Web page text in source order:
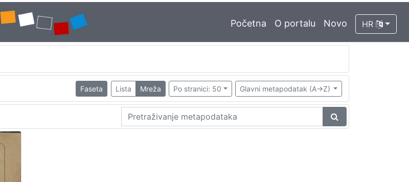
Početna O portalu Novo HR
Faseta Lista Mreža Po stranici: 50 Glavni metapodatak (A->Z)